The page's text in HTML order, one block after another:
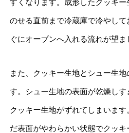
すくなります。成形したクッキ
のせる直前まで冷蔵庫で冷やし
ぐにオーブンへ入れる流れが望ま
また、クッキー生地とシュー生
す。シュー生地の表面が乾燥し
クッキー生地がずれてしまいます
だ表面がやわらかい状態でクッキ